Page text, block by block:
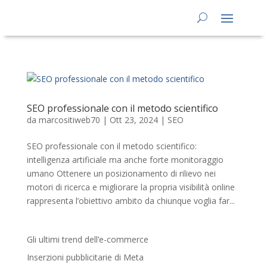
SEO professionale con il metodo scientifico
da marcositiweb70 | Ott 23, 2024| SEO
SEO professionale con il metodo scientifico:
intelligenza artificiale ma anche forte monitoraggio
umano Ottenere un posizionamento di rilievo nei
motori di ricerca e migliorare la propria visibilità online
rappresenta l’obiettivo ambito da chiunque voglia far...
Gli ultimi trend dell’e-commerce
Inserzioni pubblicitarie di Meta